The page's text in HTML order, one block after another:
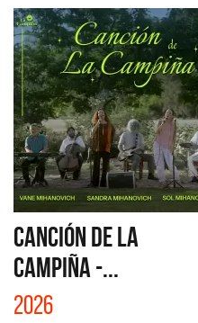
CANCIÓN DE LA
CAMPIÑA -...
2026